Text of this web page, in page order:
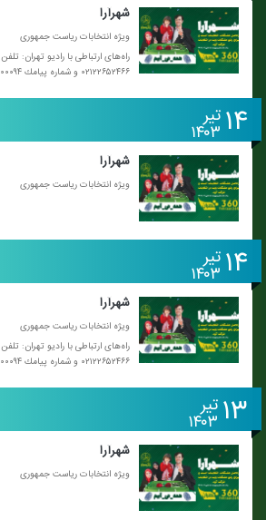
شهرآرا
ویژه انتخابات ریاست جمهوری
۰۲۱۲۲۶۵۲۴۶۶ و شماره پیامك ۳۰۰۰۰۹۴ موج: F.M ۹۴
۱۴تیر
۱۴۰۳
شهرآرا
ویژه انتخابات ریاست جمهوری
۱۴تیر
۱۴۰۳
شهرآرا
ویژه انتخابات ریاست جمهوری
۰۲۱۲۲۶۵۲۴۶۶ و شماره پیامك ۳۰۰۰۰۹۴ موج: F.M ۹۴
۱۳تیر
۱۴۰۳
شهرآرا
ویژه انتخابات ریاست جمهوری